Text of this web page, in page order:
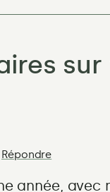
sur
Répondre
année,